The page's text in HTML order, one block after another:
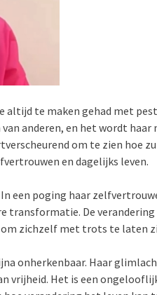
te maken gehad met
anderen, en het wordt
om te zien hoe
en dagelijks leven.
een poging haar
transformatie. De
zichzelf met trots te laten
onherkenbaar. Haar
vrijheid. Het is een